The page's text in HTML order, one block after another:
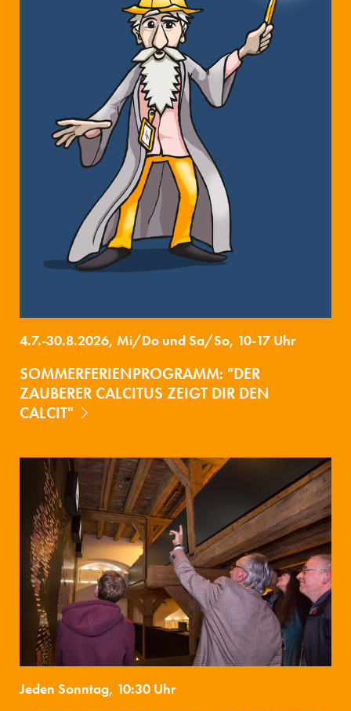
4.7.-30.8.2026, Mi/Do und Sa/So, 10-17 Uhr
SOMMERFERIENPROGRAMM: "DER
ZAUBERER CALCITUS ZEIGT DIR DEN
CALCIT"
Jeden Sonntag, 10:30 Uhr